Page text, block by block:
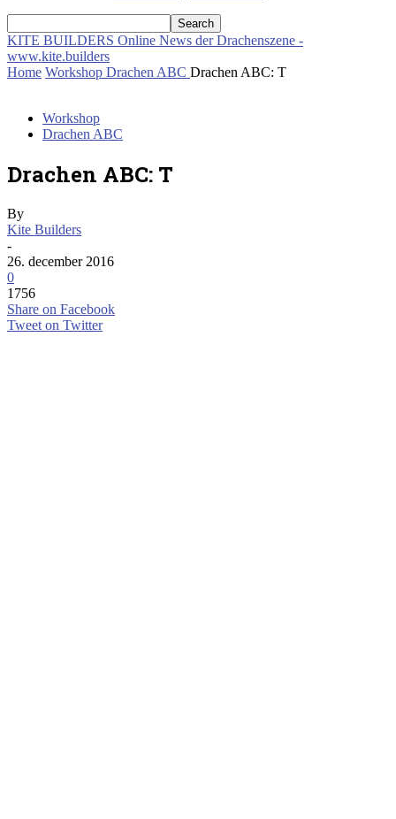
KITE BUILDERS Online News der Drachenszene -
www.kite.builders
Home Workshop Drachen ABC Drachen ABC: T
Workshop
Drachen ABC
Drachen ABC: T
By
Kite Builders
-
26. december 2016
0
1756
Share on Facebook
Tweet on Twitter